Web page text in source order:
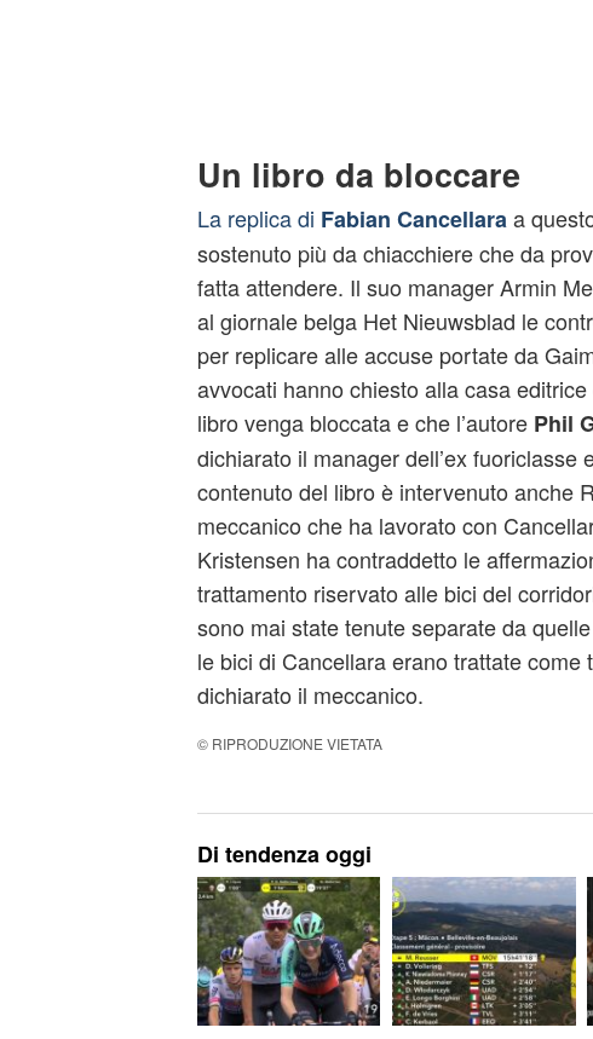
Un libro da bloccare
La replica di Fabian Cancellara a
sostenuto più da chiacchiere che da
fatta attendere. Il suo manager Armin
al giornale belga Het Nieuwsblad le
per replicare alle accuse portate da
avvocati hanno chiesto alla casa
libro venga bloccata e che l’autore Phil
dichiarato il manager dell’ex fuoriclasse
contenuto del libro è intervenuto anche
meccanico che ha lavorato con
Kristensen ha contraddetto le
trattamento riservato alle bici del
sono mai state tenute separate da
le bici di Cancellara erano trattate come
dichiarato il meccanico.
© RIPRODUZIONE VIETATA
Di tendenza oggi